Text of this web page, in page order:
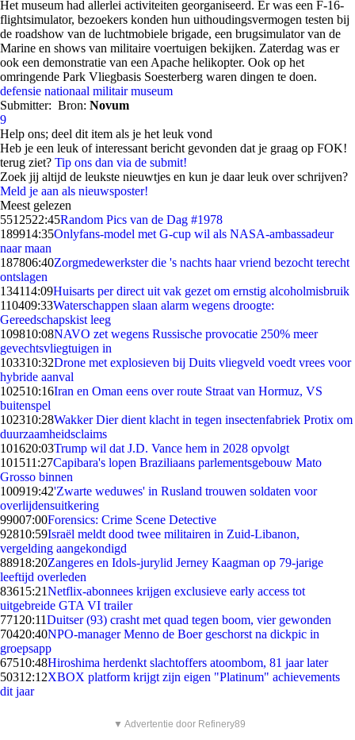
Het museum had allerlei activiteiten georganiseerd. Er was een F-16-
flightsimulator, bezoekers konden hun uithoudingsvermogen testen bij
de roadshow van de luchtmobiele brigade, een brugsimulator van de
Marine en shows van militaire voertuigen bekijken. Zaterdag was er
ook een demonstratie van een Apache helikopter. Ook op het
omringende Park Vliegbasis Soesterberg waren dingen te doen.
defensie nationaal militair museum
Submitter: Bron: Novum
9
Help ons; deel dit item als je het leuk vond
Heb je een leuk of interessant bericht gevonden dat je graag op FOK!
terug ziet? Tip ons dan via de submit!
Zoek jij altijd de leukste nieuwtjes en kun je daar leuk over schrijven?
Meld je aan als nieuwsposter!
Meest gelezen
5512522:45Random Pics van de Dag #1978
189914:35Onlyfans-model met G-cup wil als NASA-ambassadeur
naar maan
187806:40Zorgmedewerkster die 's nachts haar vriend bezocht terecht
ontslagen
134114:09Huisarts per direct uit vak gezet om ernstig alcoholmisbruik
110409:33Waterschappen slaan alarm wegens droogte:
Gereedschapskist leeg
109810:08NAVO zet wegens Russische provocatie 250% meer
gevechtsvliegtuigen in
103310:32Drone met explosieven bij Duits vliegveld voedt vrees voor
hybride aanval
102510:16Iran en Oman eens over route Straat van Hormuz, VS
buitenspel
102310:28Wakker Dier dient klacht in tegen insectenfabriek Protix om
duurzaamheidsclaims
101620:03Trump wil dat J.D. Vance hem in 2028 opvolgt
101511:27Capibara's lopen Braziliaans parlementsgebouw Mato
Grosso binnen
100919:42'Zwarte weduwes' in Rusland trouwen soldaten voor
overlijdensuitkering
99007:00Forensics: Crime Scene Detective
92810:59Israël meldt dood twee militairen in Zuid-Libanon,
vergelding aangekondigd
88918:20Zangeres en Idols-jurylid Jerney Kaagman op 79-jarige
leeftijd overleden
83615:21Netflix-abonnees krijgen exclusieve early access tot
uitgebreide GTA VI trailer
771 20:11Duitser (93) crasht met quad tegen boom, vier gewonden
70420:40NPO-manager Menno de Boer geschorst na dickpic in
groepsapp
67510:48Hiroshima herdenkt slachtoffers atoombom, 81 jaar later
50312:12XBOX platform krijgt zijn eigen "Platinum" achievements
dit jaar
▼ Advertentie door Refinery89